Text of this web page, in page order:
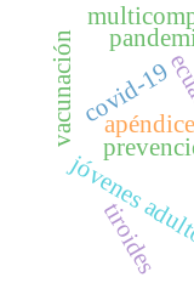
jóvenes
apéndice
covid-19
vacunación
tiroides